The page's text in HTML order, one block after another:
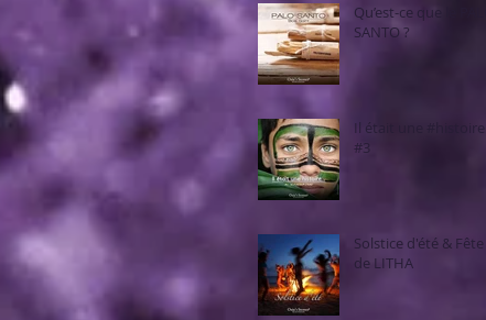
Qu’est-ce que le PALO
SANTO ?
Il était une #histoire...
#3
Solstice d'été & Fête
de LITHA